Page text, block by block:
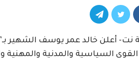
نت- أعلن خالد عمر يوسف الشهير
السياسية والمدنية والمهنية